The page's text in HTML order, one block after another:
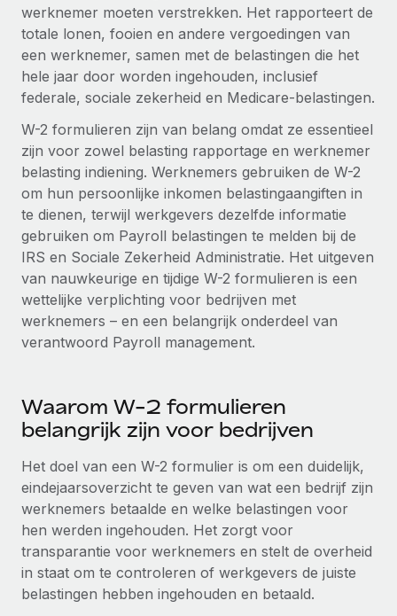
Zzp'ers internationaal onboarden en beheren
PEO
Ingewikkelde HR-taken eenvoudig uitbesteden
INFRASTRUCTUUR
Remote Embedded
HR naadloos in workflows integreren
Platform
Ingebouwde essentiële HR-functies voor je team
Verbinden Nieuw
AI-tools koppelen aan Remote met onze MCP
Integraties
Processen stroomlijnen met essentiële zakelijke tools
DIENSTEN
Vraag een expert
Krijg hulp van global HR- en juridische experts
Achtergrondonderzoek
Vereenvoudig het screeningsproces van
kandidaten
Compliance Watchtower
Blijf compliance-risico's voor
GROEIFASE
Start-ups
Flexibele global HR en payroll solutions voor groeiende
bedrijven
Mid-market
Teams uitbreiden met HR solutions op maat
Enterprise
Global HR voor grote bedrijven
WERK MET ONS SAMEN
Strategische technologiepartners
Integreer global HR flexibel in je platform
Ontdek hoe je met ons kunt samenwerken
Remote Build
Binnenkort beschikbaar
Integraties en advies over AI-automatiseringen
Betalingscalculator voor zzp'ers
Ontdek valuta-opties en betaalsnelheden voor
internationale zzp'ers
Onderzoek en gidsen
Casestudy's
HR-woordenlijst
Checklists en templates
Bibliotheek met functiebeschrijvingen
Webinars
Newsroom
Inzicht in salaris en talent
Inzichtencentrum
Support
Alle bronnen bekijken
BLOG
Nederlands
Français
Deutsch
Español
Italiano
Português (Portugal)
Inloggen
werknemer moeten verstrekken. Het rapporteert de
totale lonen, fooien en andere vergoedingen van
een werknemer, samen met de belastingen die het
hele jaar door worden ingehouden, inclusief
federale, sociale zekerheid en Medicare-belastingen.
W-2 formulieren zijn van belang omdat ze essentieel
zijn voor zowel belasting rapportage en werknemer
belasting indiening. Werknemers gebruiken de W-2
om hun persoonlijke inkomen belastingaangiften in
te dienen, terwijl werkgevers dezelfde informatie
gebruiken om Payroll belastingen te melden bij de
IRS en Sociale Zekerheid Administratie. Het uitgeven
van nauwkeurige en tijdige W-2 formulieren is een
wettelijke verplichting voor bedrijven met
werknemers – en een belangrijk onderdeel van
verantwoord Payroll management.
Waarom W-2 formulieren
belangrijk zijn voor bedrijven
Het doel van een W-2 formulier is om een duidelijk,
eindejaarsoverzicht te geven van wat een bedrijf zijn
werknemers betaalde en welke belastingen voor
hen werden ingehouden. Het zorgt voor
transparantie voor werknemers en stelt de overheid
in staat om te controleren of werkgevers de juiste
belastingen hebben ingehouden en betaald.